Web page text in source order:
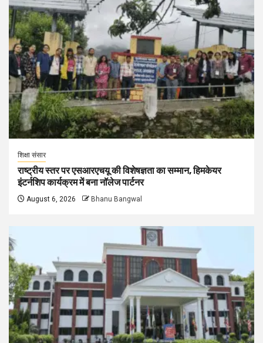
शिक्षा संसार
राष्ट्रीय स्तर पर एसआरएचयू की विशेषज्ञता का सम्मान, हिमकेयर
इंटर्नशिप कार्यक्रम में बना नॉलेज पार्टनर
August 6, 2026 Bhanu Bangwal